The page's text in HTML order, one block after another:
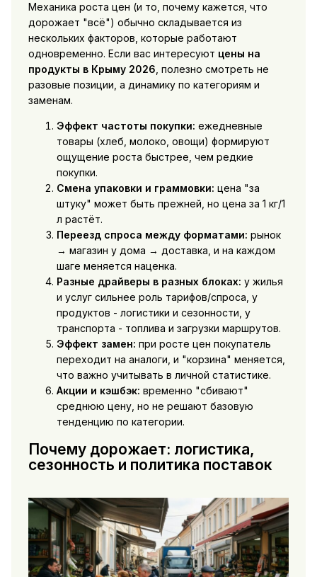
Механика роста цен (и то, почему кажется, что
дорожает "всё") обычно складывается из
нескольких факторов, которые работают
одновременно. Если вас интересуют цены на
продукты в Крыму 2026 , полезно смотреть не
разовые позиции, а динамику по категориям и
заменам.
Эффект частоты покупки: ежедневные
товары (хлеб, молоко, овощи) формируют
ощущение роста быстрее, чем редкие
покупки.
Смена упаковки и граммовки: цена "за
штуку" может быть прежней, но цена за 1 кг/1
л растёт.
Переезд спроса между форматами: рынок
→ магазин у дома → доставка, и на каждом
шаге меняется наценка.
Разные драйверы в разных блоках: у жилья
и услуг сильнее роль тарифов/спроса, у
продуктов - логистики и сезонности, у
транспорта - топлива и загрузки маршрутов.
Эффект замен: при росте цен покупатель
переходит на аналоги, и "корзина" меняется,
что важно учитывать в личной статистике.
Акции и кэшбэк: временно "сбивают"
среднюю цену, но не решают базовую
тенденцию по категории.
Почему дорожает: логистика,
сезонность и политика поставок